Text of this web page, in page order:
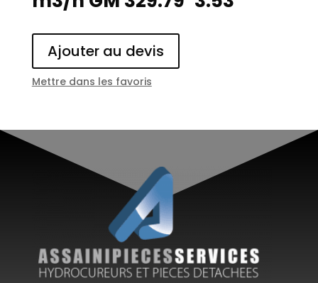
Ajouter au devis
Mettre dans les favoris